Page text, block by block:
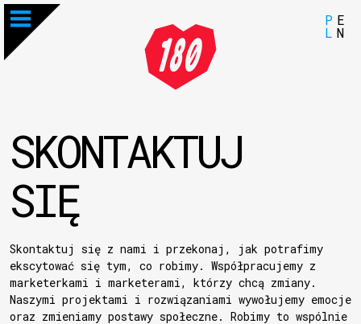
P
L
E
N
SKONTAKTUJ
SIĘ
Skontaktuj się z nami i przekonaj, jak potrafimy
ekscytować się tym, co robimy. Współpracujemy z
marketerkami i marketerami, którzy chcą zmiany.
Naszymi projektami i rozwiązaniami wywołujemy emocje
oraz zmieniamy postawy społeczne. Robimy to wspólnie